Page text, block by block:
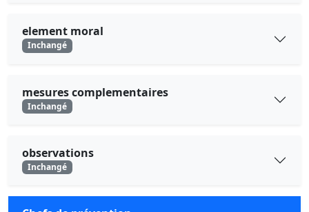
element moral
Inchangé
mesures complementaires
Inchangé
observations
Inchangé